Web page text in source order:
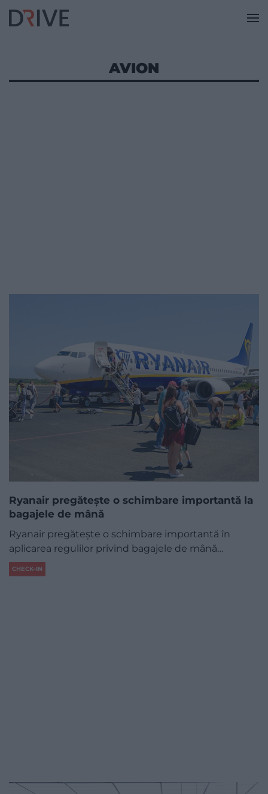
AVION
Ryanair pregătește o schimbare importantă la
bagajele de mână
Ryanair pregătește o schimbare importantă în
aplicarea regulilor privind bagajele de mână…
CHECK-IN